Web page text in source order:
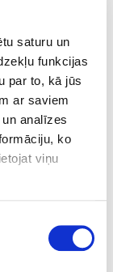
saturu un
funkcijas
par to, kā jūs
ar saviem
analīzes
ko
viņu
°C/ 50 % rel.
gaisa mitrums
labu
virsmām.